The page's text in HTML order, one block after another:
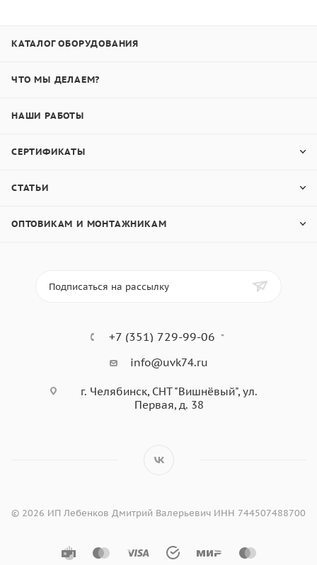
КАТАЛОГ ОБОРУДОВАНИЯ
ЧТО МЫ ДЕЛАЕМ?
НАШИ РАБОТЫ
СЕРТИФИКАТЫ
СТАТЬИ
ОПТОВИКАМ И МОНТАЖНИКАМ
Подписаться на рассылку
+7 (351) 729-99-06
info@uvk74.ru
г. Челябинск, СНТ "Вишнёвый", ул.
Первая, д. 38
© 2026 ИП Лебенков Дмитрий Валерьевич ИНН 744507488700